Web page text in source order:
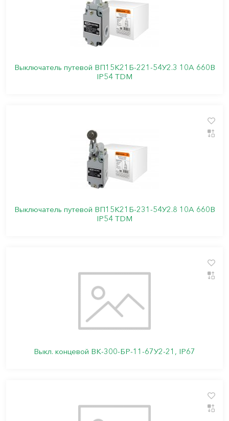
Выключатель путевой ВП15K21Б-221-54У2.3 10А 660В
IP54 TDM
Выключатель путевой ВП15K21Б-231-54У2.8 10А 660В
IP54 TDM
Выкл. концевой ВК-300-БР-11-67У2-21, IP67